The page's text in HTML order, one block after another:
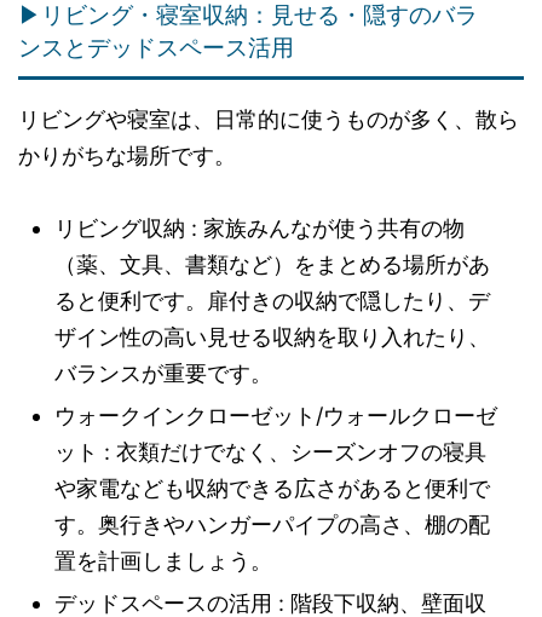
▶リビング・寝室収納：見せる・隠すのバラ
ンスとデッドスペース活用
リビングや寝室は、日常的に使うものが多く、散ら
かりがちな場所です。
リビング収納 : 家族みんなが使う共有の物
（薬、文具、書類など）をまとめる場所があ
ると便利です。扉付きの収納で隠したり、デ
ザイン性の高い見せる収納を取り入れたり、
バランスが重要です。
ウォークインクローゼット/ウォールクローゼ
ット : 衣類だけでなく、シーズンオフの寝具
や家電なども収納できる広さがあると便利で
す。奥行きやハンガーパイプの高さ、棚の配
置を計画しましょう。
デッドスペースの活用 : 階段下収納、壁面収